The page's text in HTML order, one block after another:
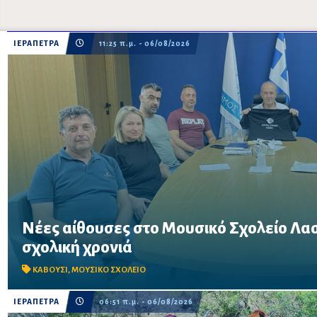
ΙΕΡΑΠΕΤΡΑ 11:25 π.μ. - 06/08/2026
Νέες αίθουσες στο Μουσικό Σχολείο
σχολική χρονιά
ΚΑΒΟΥΣΙ ,ΜΟΥΣΙΚΟ ΣΧΟΛΕΙΟ
Συνάντηση του Δημάρχου Ιεράπετρας με τον Σύλλογο Γονέων
Στο επίκεντρο οι αυξημένες στεγαστικές ανάγκες και η πορεία
νέου Μουσικού Σχολείου.
ΙΕΡΑΠΕΤΡΑ 06:51 π.μ. - 06/08/2026